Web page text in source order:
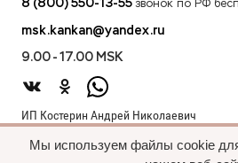
8 (800) 550-13-55 звонок по РФ
msk.kankan@yandex.ru
9.00 - 17.00 MSK
ИП Костерин Андрей Николаевич
440012, проезд 2-й Лиственный д.20 г.
Мы используем файлы cookie